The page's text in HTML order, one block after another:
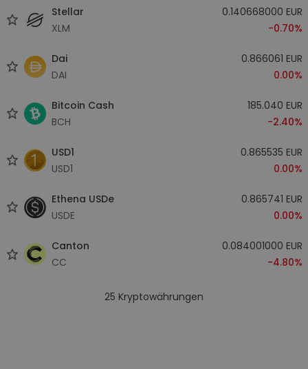
Stellar
XLM
0.140668000 EUR
-0.70%
Dai
DAI
0.866061 EUR
0.00%
Bitcoin Cash
BCH
185.040 EUR
-2.40%
USD1
USD1
0.865535 EUR
0.00%
Ethena USDe
USDE
0.865741 EUR
0.00%
Canton
CC
0.084001000 EUR
-4.80%
25 Kryptowährungen